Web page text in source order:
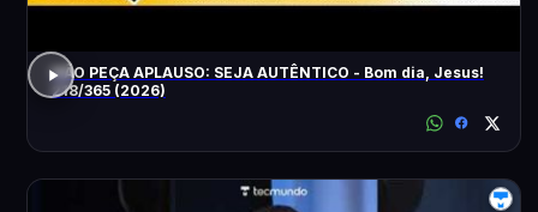
NÃO PEÇA APLAUSO: SEJA AUTÊNTICO - Bom dia, Jesus!
218/365 (2026)